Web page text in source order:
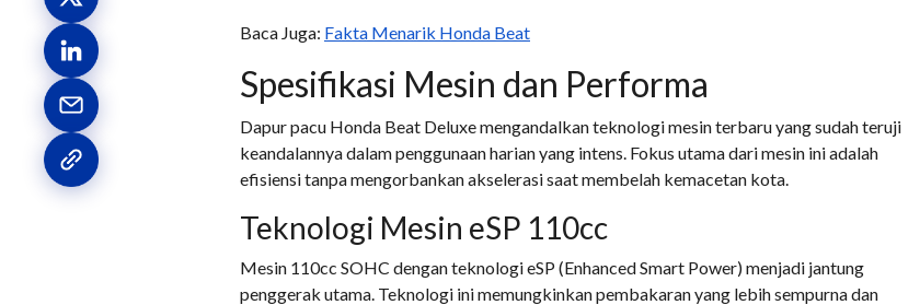
Baca Juga: Fakta Menarik Honda Beat
Spesifikasi Mesin dan Performa
Dapur pacu Honda Beat Deluxe mengandalkan teknologi mesin terbaru yang sudah teruji
keandalannya dalam penggunaan harian yang intens. Fokus utama dari mesin ini adalah
efisiensi tanpa mengorbankan akselerasi saat membelah kemacetan kota.
Teknologi Mesin eSP 110cc
Mesin 110cc SOHC dengan teknologi eSP (Enhanced Smart Power) menjadi jantung
penggerak utama. Teknologi ini memungkinkan pembakaran yang lebih sempurna dan